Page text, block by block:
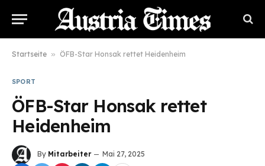
Startseite » ÖFB-Star Honsak rettet Heidenheim
SPORT
ÖFB-Star Honsak rettet
Heidenheim
By Mitarbeiter Mai 27, 2025